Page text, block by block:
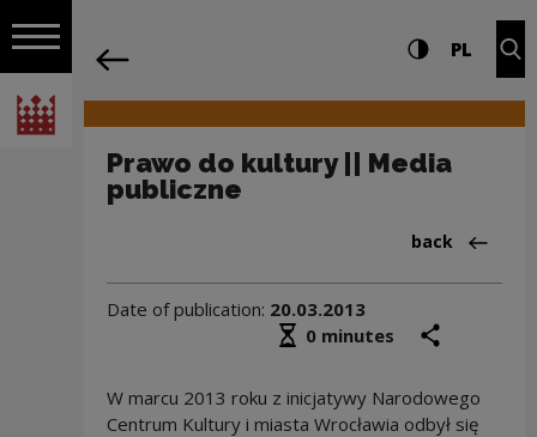
Open navigation
National Centre for Culture Poland
Navigation Settings and search
High contrast
PL
Prawo do kultury || Media
publiczne
Back
back
Date of publication: 20.03.2013
Średni czas czytania
0 minutes
W marcu 2013 roku z inicjatywy Narodowego
Centrum Kultury i miasta Wrocławia odbył się